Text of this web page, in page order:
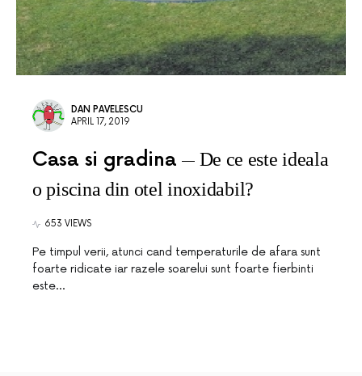
DAN PAVELESCU
APRIL 17, 2019
Casa si gradina
De ce este ideala
o piscina din otel inoxidabil?
653 VIEWS
Pe timpul verii, atunci cand temperaturile de afara sunt
foarte ridicate iar razele soarelui sunt foarte fierbinti
este…